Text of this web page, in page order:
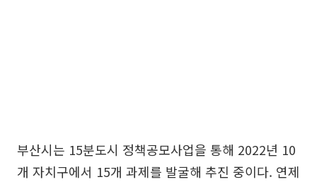
부산시는 15분도시 정책공모사업을 통해 2022년 10
개 자치구에서 15개 과제를 발굴해 추진 중이다. 연제